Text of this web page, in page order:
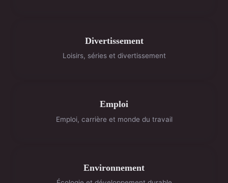
Divertissement
Loisirs, séries et divertissement
Emploi
Emploi, carrière et monde du travail
Environnement